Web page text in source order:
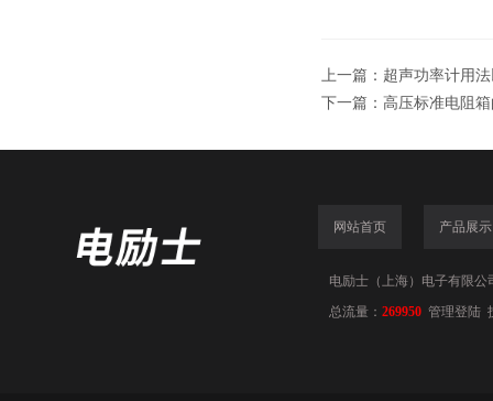
上一篇： 超声功率计用
下一篇： 高压标准电阻
网站首页 产品展示
电励士（上海）电子有限公
总流量： 269950 管理登陆